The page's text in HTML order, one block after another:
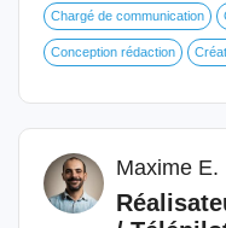
Chargé de communication
Conception rédaction
Maxime E.